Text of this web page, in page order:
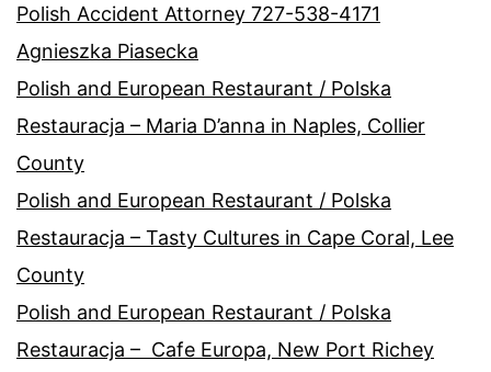
Polish Accident Attorney 727-538-4171
Agnieszka Piasecka
Polish and European Restaurant / Polska
Restauracja – Maria D’anna in Naples, Collier
County
Polish and European Restaurant / Polska
Restauracja – Tasty Cultures in Cape Coral, Lee
County
Polish and European Restaurant / Polska
Restauracja – Cafe Europa, New Port Richey